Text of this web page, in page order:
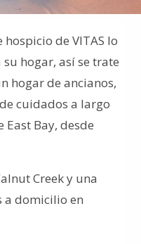
de VITAS lo
hogar, así se trate
hogar de ancianos,
cuidados a largo
East Bay, desde
Creek y una
a domicilio en